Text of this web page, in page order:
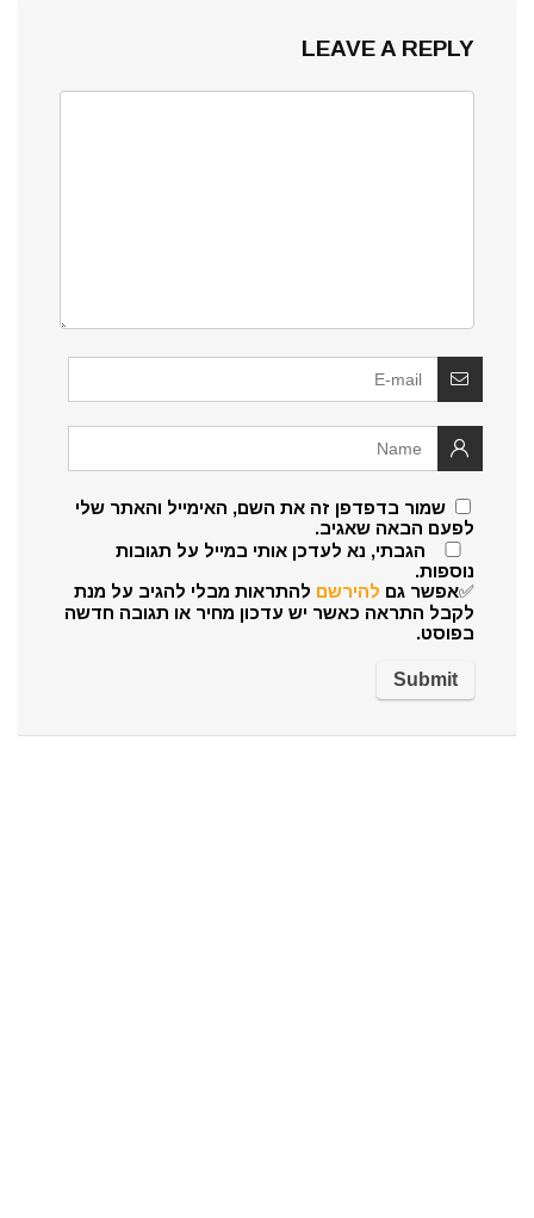
LEAVE A REPLY
שמור בדפדפן זה את השם, האימייל והאתר שלי
לפעם הבאה שאגיב.
הגבתי, נא לעדכן אותי במייל על תגובות
נוספות.
✅אפשר גם להירשם להתראות מבלי להגיב על מנת
לקבל התראה כאשר יש עדכון מחיר או תגובה חדשה
בפוסט.